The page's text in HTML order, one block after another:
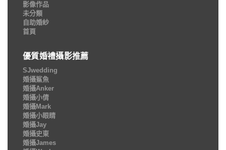
影像作品
未分類
自助婚紗
首頁
優質婚禮攝影推薦
SJwedding
婚攝鯊魚
婚攝Anker
婚攝小倩
婚攝Mark
婚攝小眼睛
婚攝Jay
婚攝史東
婚攝James